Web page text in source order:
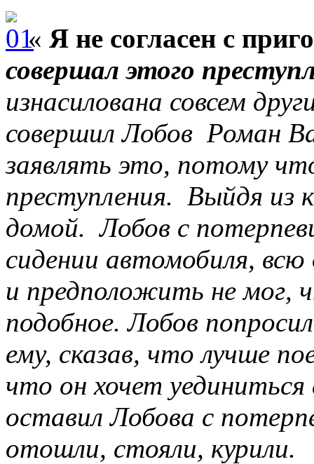
« Я не согласен с
совершал этого
изнасилована совсем
совершил Лобов Роман
заявлять это, потому
преступления. Выйдя из
домой. Лобов с
сидении автомобиля,
и предположить не мог,
подобное. Лобов
ему, сказав, что лучше
что он хочет
оставил Лобова с
отошли, стояли, курили.